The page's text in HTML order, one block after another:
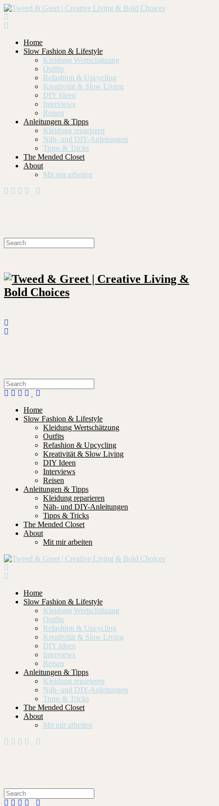
Home
Slow Fashion & Lifestyle
Kleidung Wertschätzung
Outfits
Refashion & Upcycling
Kreativität & Slow Living
DIY Ideen
Interviews
Reisen
Anleitungen & Tipps
Kleidung reparieren
Näh- und DIY-Anleitungen
Tipps & Tricks
The Mended Closet
About
Mit mir arbeiten
Home
Slow Fashion & Lifestyle
Kleidung Wertschätzung
Outfits
Refashion & Upcycling
Kreativität & Slow Living
DIY Ideen
Interviews
Reisen
Anleitungen & Tipps
Kleidung reparieren
Näh- und DIY-Anleitungen
Tipps & Tricks
The Mended Closet
About
Mit mir arbeiten
Home
Slow Fashion & Lifestyle
Kleidung Wertschätzung
Outfits
Refashion & Upcycling
Kreativität & Slow Living
DIY Ideen
Interviews
Reisen
Anleitungen & Tipps
Kleidung reparieren
Näh- und DIY-Anleitungen
Tipps & Tricks
The Mended Closet
About
Mit mir arbeiten